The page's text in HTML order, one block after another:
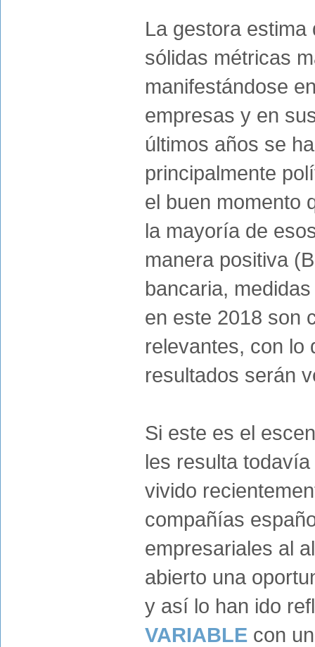
La gestora
sólidas métricas
manifestándose
empresas y en
últimos años se
principalmente
el buen momento
la mayoría de
manera positiva
bancaria,
en este 2018 son
relevantes, con lo
resultados serán
Si este es el
les resulta
vivido
compañías
empresariales al
abierto una
y así lo han ido
VARIABLE con